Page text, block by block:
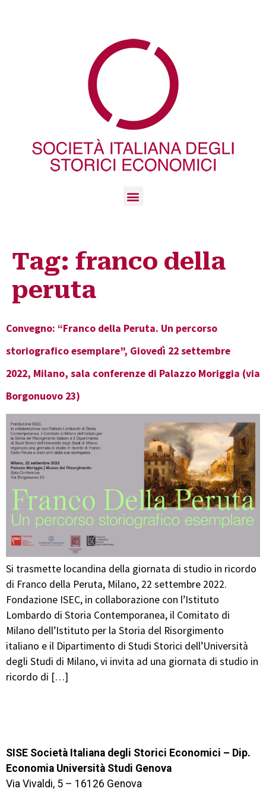
Tag: franco della
peruta
Convegno: “Franco della Peruta. Un percorso
storiografico esemplare”, Giovedì 22 settembre
2022, Milano, sala conferenze di Palazzo Moriggia (via
Borgonuovo 23)
Si trasmette locandina della giornata di studio in ricordo
di Franco della Peruta, Milano, 22 settembre 2022.
Fondazione ISEC, in collaborazione con l’Istituto
Lombardo di Storia Contemporanea, il Comitato di
Milano dell’Istituto per la Storia del Risorgimento
italiano e il Dipartimento di Studi Storici dell’Università
degli Studi di Milano, vi invita ad una giornata di studio in
ricordo di […]
SISE Società Italiana degli Storici Economici – Dip.
Economia Università Studi Genova
Via Vivaldi, 5 – 16126 Genova